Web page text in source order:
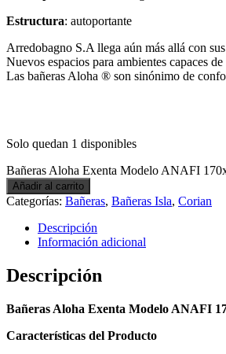
Estructura: autoportante
Arredobagno S.A llega aún más allá con
Nuevos espacios para ambientes capaces
Las bañeras Aloha ® son sinónimo de
Solo quedan 1 disponibles
Bañeras Aloha Exenta Modelo ANAFI
Añadir al carrito
Categorías: Bañeras, Bañeras Isla, Corian
Descripción
Información adicional
Descripción
Bañeras Aloha Exenta Modelo ANAFI
Características del Producto